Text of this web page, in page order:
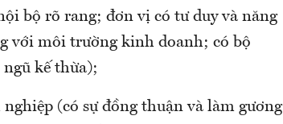
bộ rõ rang; đơn vị có tư duy và năng
với môi trường kinh doanh; có bộ
kế thừa);
(có sự đồng thuận và làm gương